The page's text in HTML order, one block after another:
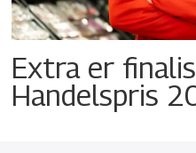
Extra er
Handelspris